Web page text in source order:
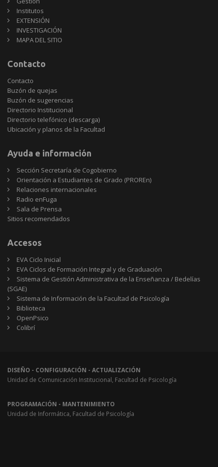
Institutos
EXTENSIÓN
INVESTIGACIÓN
MAPA DEL SITIO
Contacto
Contacto
Buzón de quejas
Buzón de sugerencias
Directorio Institucional
Directorio telefónico (descarga)
Ubicación y planos de la Facultad
Ayuda e información
Sección Secretaría de Cogobierno
Orientación a Estudiantes de Grado (PROREn)
Relaciones internacionales
Radio enFuga
Sala de Prensa
Sitios
Sitios recomendados
Accesos
EVA Ciclo Inicial
EVA Ciclos de Formación Integral y de Graduación
Sistema de Gestión Administrativa de la Enseñanza / Bedelías
(SGAE)
Sistema de Información de la Facultad de Psicología
Biblioteca
OpenPsico
Colibrí
DISEÑO - CONFIGURACIÓN - ACTUALIZACIÓN
Unidad de Comunicación Institucional, Facultad de Psicología
PROGRAMACIÓN - MANTENIMIENTO
Unidad de Informática, Facultad de Psicología